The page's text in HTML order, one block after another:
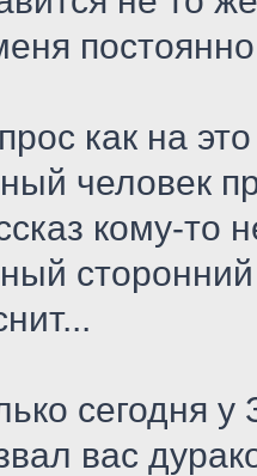
как на
человек
кому-то
сторонний
сегодня
вас